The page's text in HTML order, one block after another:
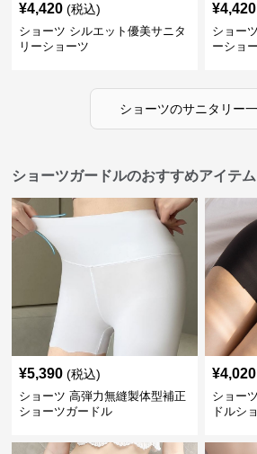
¥4,420 (税込)
ショーツ シルエット優美サニタ
リーショーツ
¥4,420
ショー
ーショ
ショーツのサニタリー
ショーツガードルのおすすめアイテム
¥5,390 (税込)
ショーツ 高弾力無縫製体型補正
ショーツガードル
¥4,020
ショー
ドルシ